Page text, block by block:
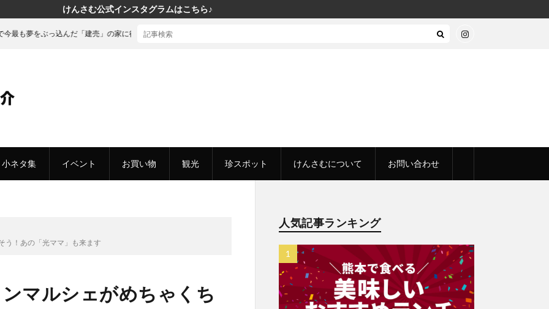
けんさむ公式インスタグラムはこちら♪
小ネタ集 イベント お買い物 観光 珍スポット けんさむについて お問い合わせ
だ「建売」の家に行ってきた
う！あの「光ママ」も来ます
マルシェがめちゃくち
人気記事ランキング